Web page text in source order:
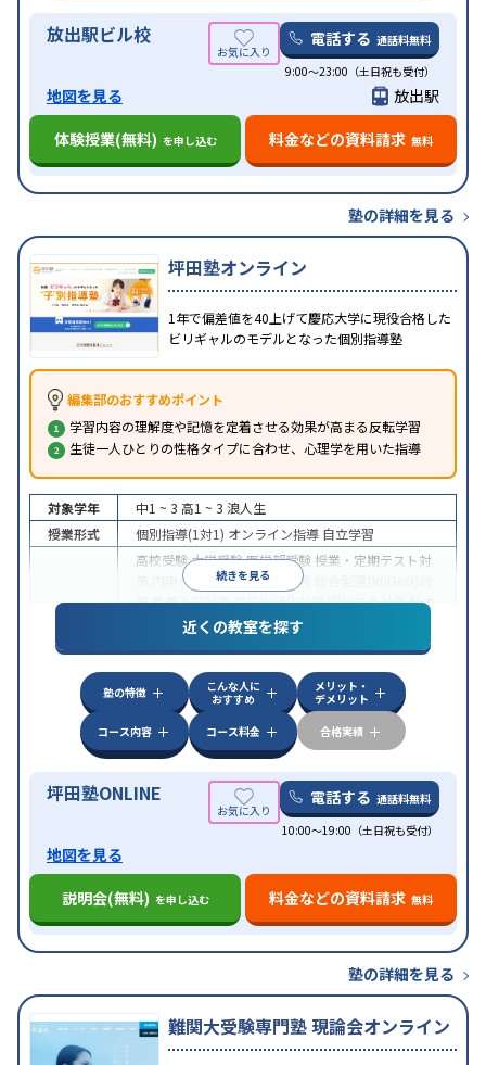
放出駅ビル校 電話する 通話料無料
9:00～23:00（土日祝も受付）
地図を見る
放出駅
体験授業(無料) を申し込む 料金などの資料請求 無料
塾の詳細を見る
坪田塾オンライン
1年で偏差値を40上げて慶応大学に現役合格した
ビリギャルのモデルとなった個別指導塾
編集部のおすすめポイント
学習内容の理解度や記憶を定着させる効果が高まる反転学習
生徒一人ひとりの性格タイプに合わせ、心理学を用いた指導
続きを見る
対象学年 中1 ~ 3 高1 ~ 3 浪人生
授業形式
個別指導(1対1) オンライン指導 自立学習
高校受験大学受験医学部受験 授業・定期テスト対
内申点対策学習習慣の定着
策推薦入試対策学校別特化対策国公立大対策私大
共通テスト対策英検(英語検定)対策
その
特徴
中高一貫校生に対応授業の振替可能 不登校生に対
学習にPC・タブレットを利用オンライン対応
科目から受講可能季節講習のみの受講可発達障害
の子どもに対応
近くの教室を探す
塾の特徴
こんな人に
おすすめ
メリット・
デメリット
コース内容
コース料金 合格実績
坪田塾ONLINE 電話する 通話料無料
10:00～19:00（土日祝も受付）
地図を見る
説明会(無料) を申し込む 料金などの資料請求 無料
塾の詳細を見る
難関大受験専門塾 現論会オンライン